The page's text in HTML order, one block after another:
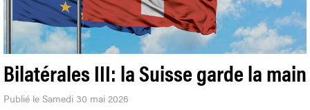
Bilatérales III: la Suisse garde la main
Publié le Samedi 30 mai 2026